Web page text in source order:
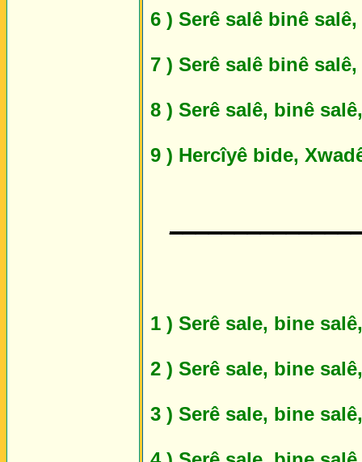
6 ) Serê salê binê
7 ) Serê salê binê
8 ) Serê salê, binê
9 ) Hercîyê bide,
1 ) Serê sale, bine
2 ) Serê sale, bine
3 ) Serê sale, bine